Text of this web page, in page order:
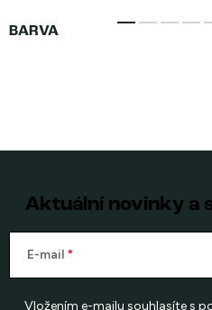
Aktuální novinky a
E-mail
Vložením e-mailu souhlasíte s